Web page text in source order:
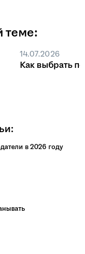
теме:
14.07.2026
Как выбрать
в 2026 году